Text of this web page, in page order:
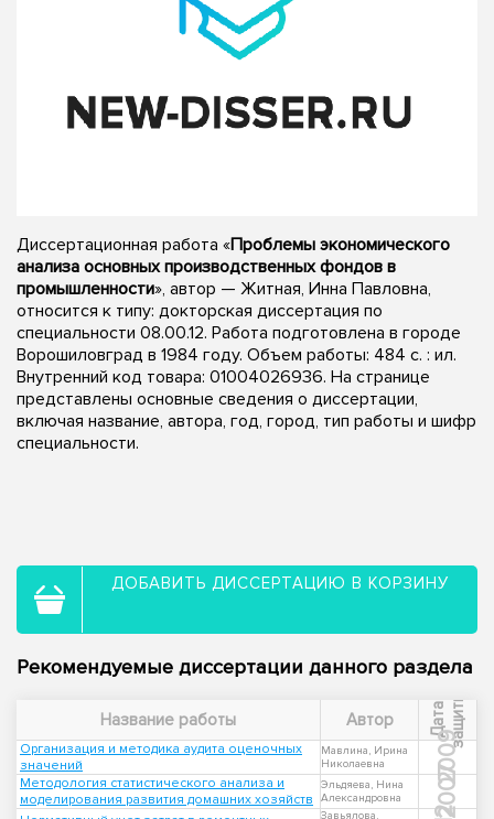
Диссертационная работа «Проблемы экономического
анализа основных производственных фондов в
промышленности», автор — Житная, Инна Павловна,
относится к типу: докторская диссертация по
специальности 08.00.12. Работа подготовлена в городе
Ворошиловград в 1984 году. Объем работы: 484 c. : ил.
Внутренний код товара: 01004026936. На странице
представлены основные сведения о диссертации,
включая название, автора, год, город, тип работы и шифр
специальности.
ДОБАВИТЬ ДИССЕРТАЦИЮ В КОРЗИНУ
Рекомендуемые диссертации данного раздела
Название работы Автор Д
а
т
а
з
а
щ
и
ты
Организация и методика аудита оценочных
значений
Мавлина, Ирина
Николаевна
2009
Методология статистического анализа и
моделирования развития домашних хозяйств
Эльдяева, Нина
Александровна
2007
Завьялова,